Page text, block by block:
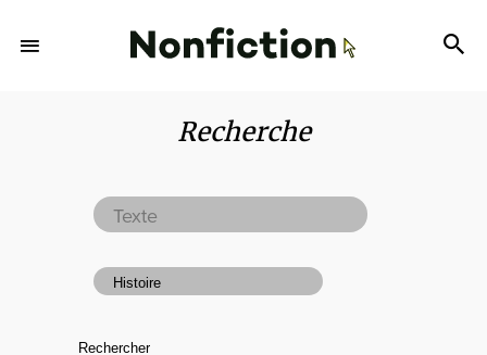
Recherche